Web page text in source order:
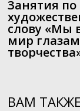
по
Занятия по
слову «Мы
мир
ВАМ